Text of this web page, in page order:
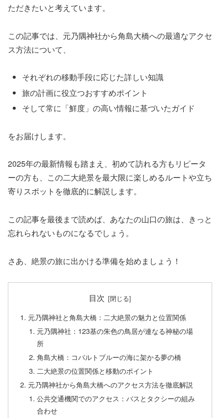
ただきたいと考えています。
この記事では、元乃隅神社から角島大橋への最適なアクセ
ス方法について、
それぞれの移動手段に応じた詳しい知識
旅の計画に役立つおすすめポイント
そして常に「鮮度」の高い情報に基づいたガイド
をお届けします。
2025年の最新情報も踏まえ、初めて訪れる方もリピータ
ーの方も、この二大絶景を最大限に楽しめるルートや立ち
寄りスポットを徹底的に解説します。
この記事を最後まで読めば、あなたの山口の旅は、きっと
忘れられないものになるでしょう。
さあ、絶景の旅に出かける準備を始めましょう！
目次
元乃隅神社と角島大橋：二大絶景の魅力と位置関係
元乃隅神社：123基の朱色の鳥居が連なる神秘の場
所
角島大橋：コバルトブルーの海に架かる夢の橋
二大絶景の位置関係と移動のポイント
元乃隅神社から角島大橋へのアクセス方法を徹底解説
公共交通機関でのアクセス：バスとタクシーの組み
合わせ